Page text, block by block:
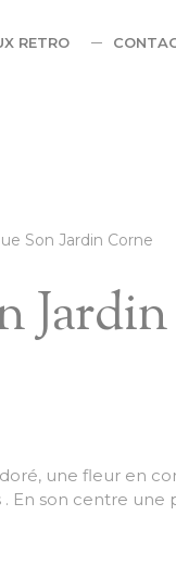
RETRO
Son Jardin Corne
Jardin
une fleur en
En son centre